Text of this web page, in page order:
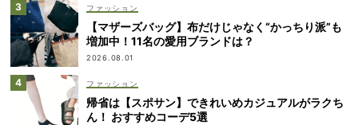
ファッション
【マザーズバッグ】布だけじゃなく“かっちり派”も
増加中！11名の愛用ブランドは？
2026.08.01
ファッション
帰省は【スポサン】できれいめカジュアルがラクち
ん！ おすすめコーデ5選